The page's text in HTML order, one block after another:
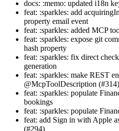
docs: :memo: updated i18n
feat: :sparkles: add
property email event
feat: :sparkles: added MCP
feat: :sparkles: expose git
hash property
feat: :sparkles: fix direct
generation
feat: :sparkles: make REST
@McpToolDescription (#314)
feat: :sparkles: populate
bookings
feat: :sparkles: populate
feat: add Sign in with Apple
(#294)